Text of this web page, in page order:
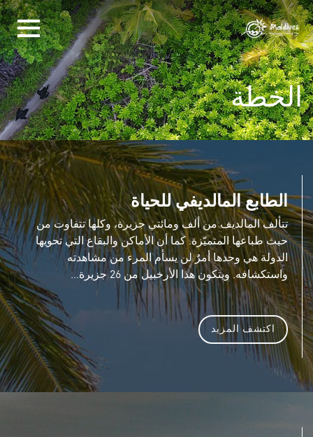
الخطة
الطابع المالديفي للحياة
تتألف المالديف من ألف ومائتي جزيرة، وكلها تتفاوت من
حيث طباعها المتميّزة. كما أن الأماكن والبقاع التي تحويها
الدولة هي وحدها أمرٌ لن يسأم المرء من مشاهدته
واستكشافه. ويتكون هذا الأرخبيل من 26 جزيرة...
اكتشف المزيد